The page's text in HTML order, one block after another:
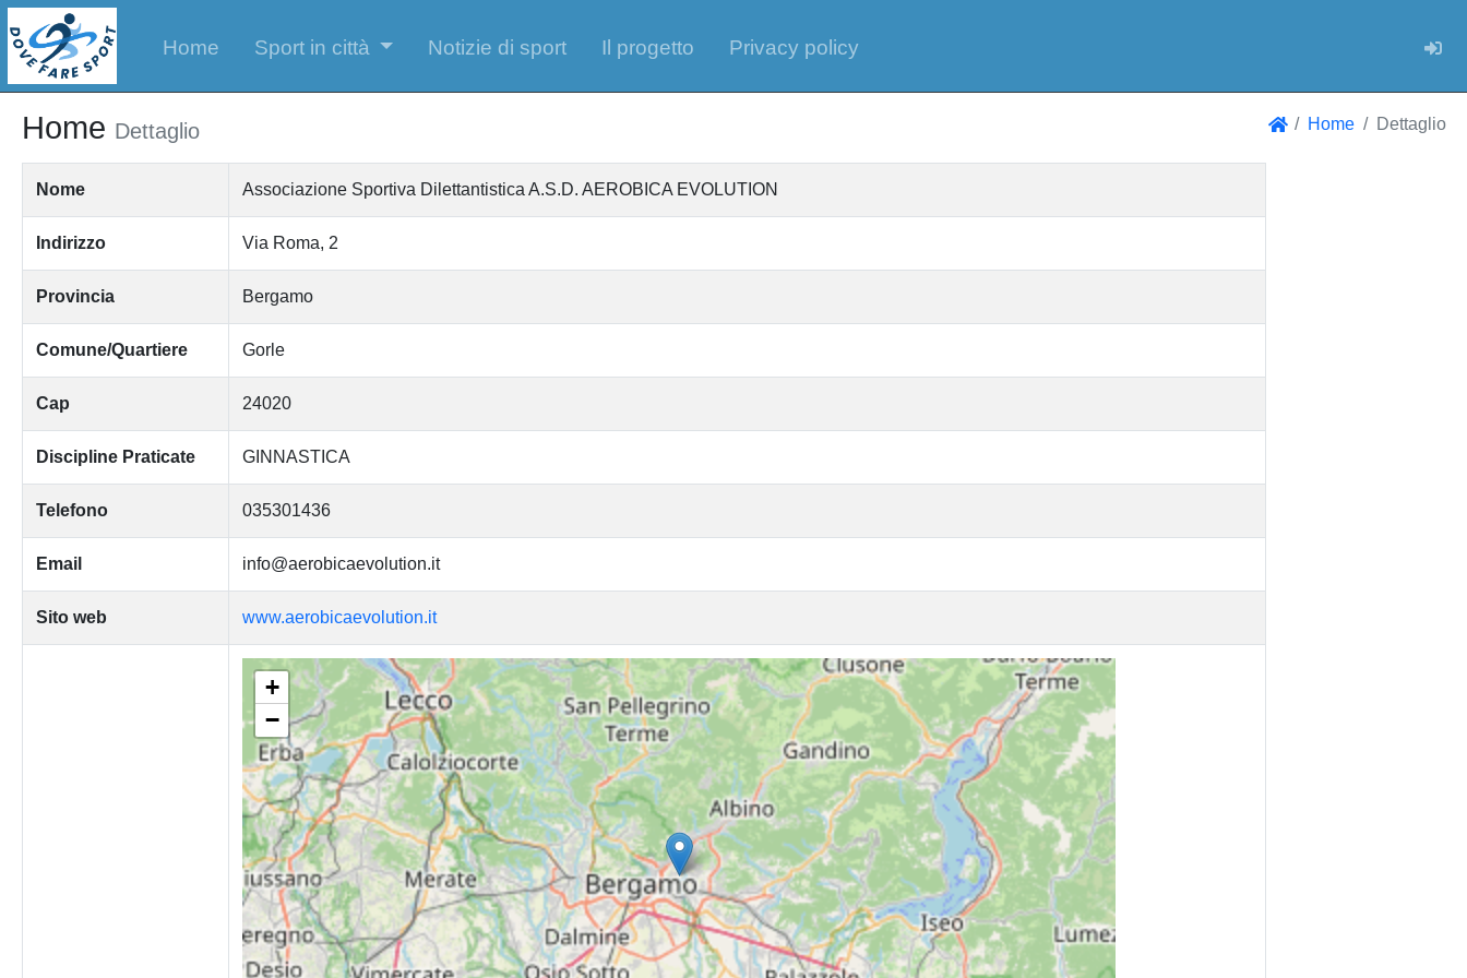
Home Sport in città Notizie di sport Il progetto Privacy policy
Home Dettaglio Home Dettaglio
Nome Associazione Sportiva Dilettantistica A.S.D. AEROBICA EVOLUTION
Indirizzo Via Roma, 2
Provincia Bergamo
Comune/Quartiere Gorle
Cap 24020
Discipline Praticate GINNASTICA
Telefono 035301436
Email info@aerobicaevolution.it
Sito web www.aerobicaevolution.it
+
−